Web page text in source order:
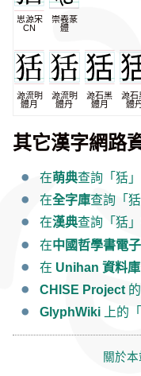
思源宋
CN
崇羲篆
體
源流明
體月
源流明
體丹
源石黑
體月
源石
體
其它漢字網路
在萌典查詢「狧
在全字庫查詢「
在漢典查詢「狧
在中國哲學書電
在 Unihan 資料庫
CHISE Project
GlyphWiki 上的
關於本